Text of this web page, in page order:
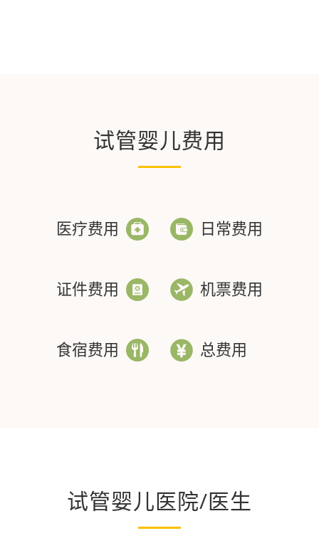
试管婴儿费用
医疗费用
证件费用
食宿费用
日常费用
机票费用
总费用
试管婴儿医院/医生